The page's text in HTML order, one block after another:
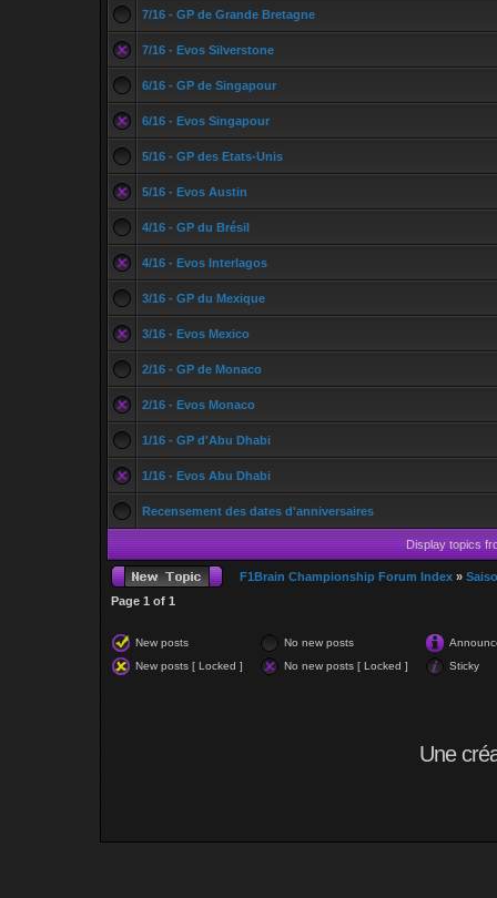
7/16 - GP de Grande Bretagne
7/16 - Evos Silverstone
6/16 - GP de Singapour
6/16 - Evos Singapour
5/16 - GP des Etats-Unis
5/16 - Evos Austin
4/16 - GP du Brésil
4/16 - Evos Interlagos
3/16 - GP du Mexique
3/16 - Evos Mexico
2/16 - GP de Monaco
2/16 - Evos Monaco
1/16 - GP d'Abu Dhabi
1/16 - Evos Abu Dhabi
Recensement des dates d'anniversaires
Display topics
F1Brain Championship Forum Index »
Page 1 of 1
New posts No new posts
New posts [ Locked ]
No new posts [ Locked ] Sticky
Une